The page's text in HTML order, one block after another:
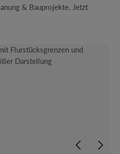
& Bauprojekte. Jetzt